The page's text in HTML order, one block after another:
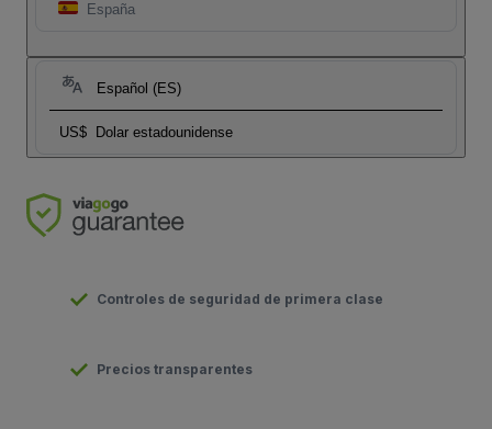
España
Español (ES)
US$ Dolar estadounidense
Controles de seguridad de primera clase
Precios transparentes